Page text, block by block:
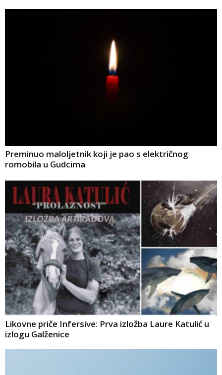
Preminuo maloljetnik koji je pao s električnog
romobila u Gudcima
Likovne priče Infersive: Prva izložba Laure Katulić u
izlogu Galženice